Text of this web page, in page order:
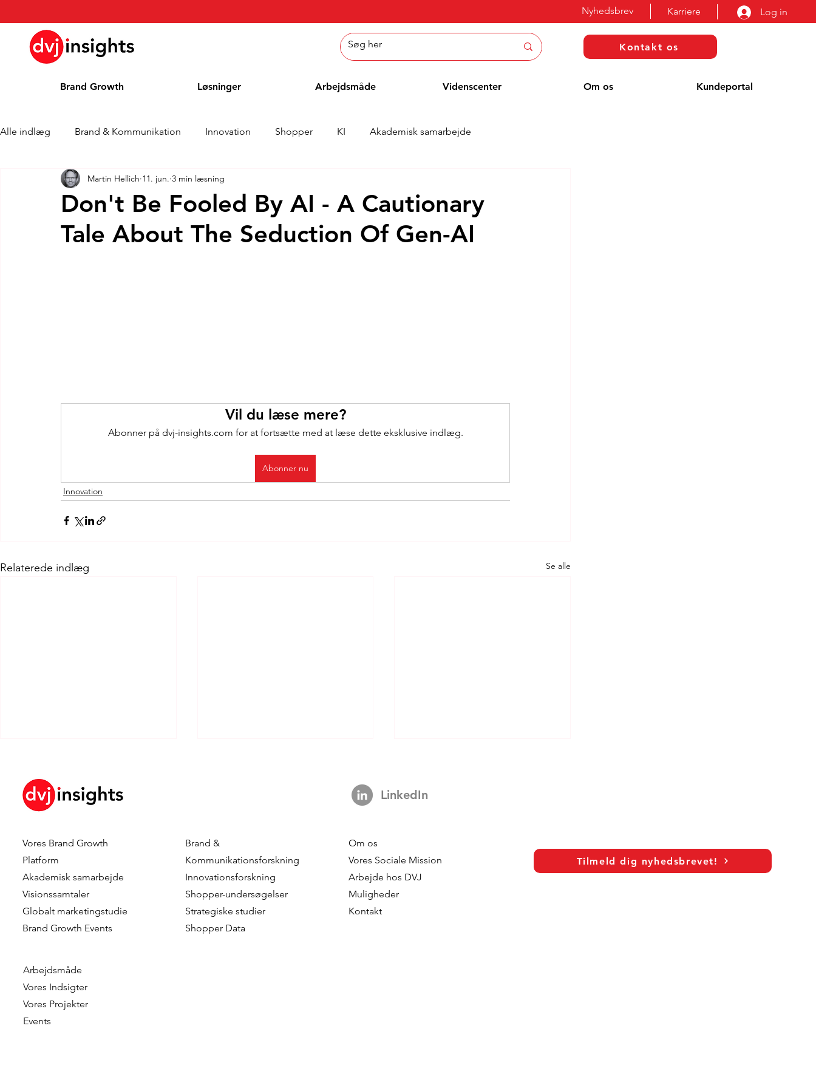
Karriere Log in
Nyhedsbrev
Kontakt os
Brand Growth Løsninger Arbejdsmåde Videnscenter Om os Kundeportal
Alle indlæg Brand & Kommunikation Innovation Shopper KI Akademisk samarbejde
Interview om Brand Growth Pressemeddelelse
Kolonne Blog Priser
Don't Be Fooled By AI - A Cautionary
Tale About The Seduction Of Gen-AI
Martin Hellich 11. jun. 3 min læsning
Vil du læse mere?
Abonner på dvj-insights.com for at fortsætte med at læse dette eksklusive indlæg.
Abonner nu
Innovation
Relaterede indlæg Se alle
Forget The Journey. Find
The Moments That Matter.
Can AI Put CMI Back In The
Driver's Seat? How
Consumer-Centric AI
Innovation Creates a New
Leadership Role
Distribution Is Not An
Afterthought - It's Part Of
Vores Brand Growth
Platform
Akademisk samarbejde
Visionssamtaler
Globalt marketingstudie
Brand Growth Events​​
Arbejdsmåde
Vores Indsigter
Vores Projekter
Events
Brand &
Kommunikationsforskning
Innovationsforskning
Shopper-undersøgelser
Strategiske studier
Shopper Data
LinkedIn
Om os
Vores Sociale Mission
Arbejde hos DVJ
Muligheder
Kontakt
Tilmeld dig nyhedsbrevet!